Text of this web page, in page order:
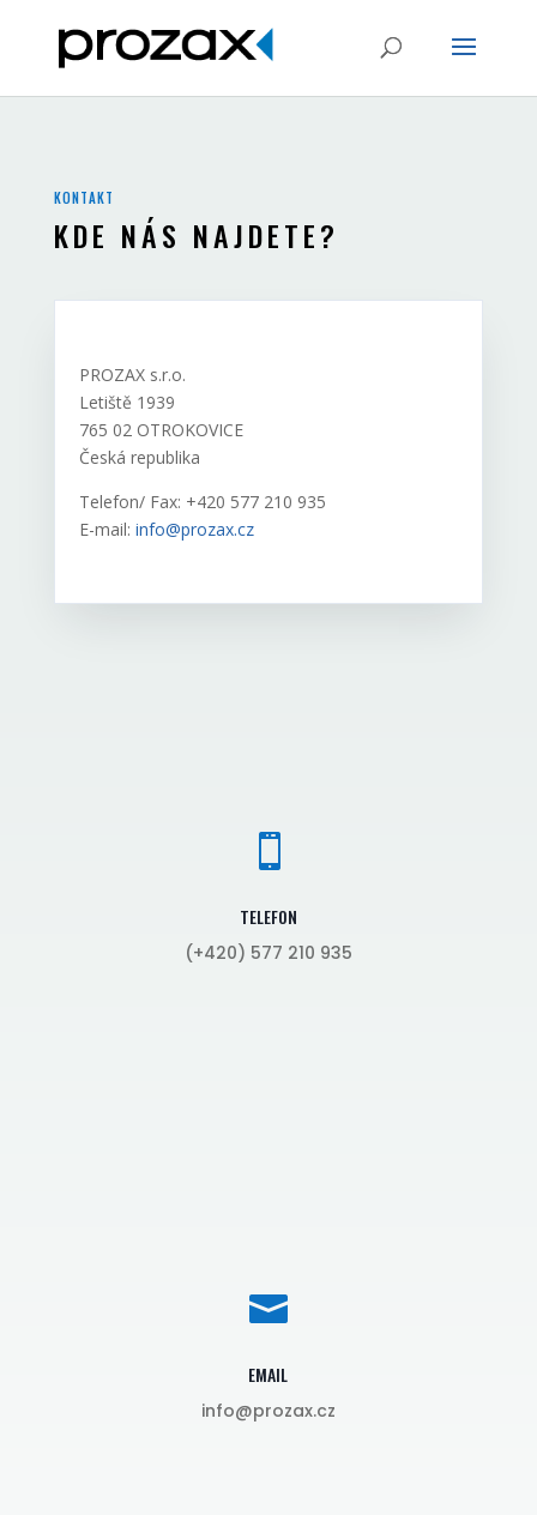
KONTAKT
KDE NÁS NAJDETE?
PROZAX s.r.o.
Letiště 1939
765 02 OTROKOVICE
Česká republika
Telefon/ Fax: +420 577 210 935
E-mail: info@prozax.cz

TELEFON
(+420) 577 210 935

EMAIL
info@prozax.cz